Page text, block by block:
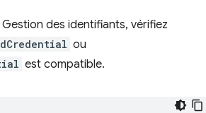
des identifiants, vérifiez
ou
est compatible.